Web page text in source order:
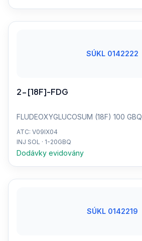
SÚKL 0142222
2-[18F]-FDG
FLUDEOXYGLUCOSUM (18F) 100 GBQ
ATC: V09IX04
INJ SOL · 1-20GBQ
Dodávky evidovány
SÚKL 0142219